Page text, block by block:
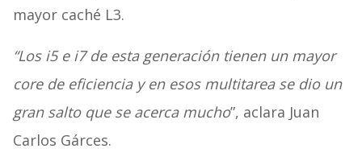
mayor caché L3.
“Los i5 e i7 de esta generación tienen un mayor
core de eficiencia y en esos multitarea se dio un
gran salto que se acerca mucho”, aclara Juan
Carlos Gárces.